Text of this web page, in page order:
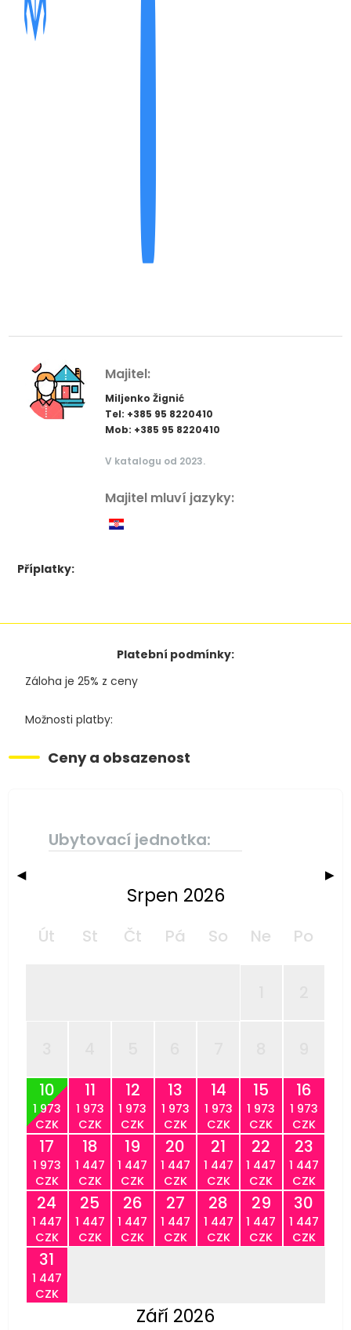
Majitel:
Miljenko Žignić
Tel: +385 95 8220410
Mob: +385 95 8220410
V katalogu od 2023.
Majitel mluví jazyky:
Příplatky:
Platební podmínky:
Záloha je 25% z ceny
Možnosti platby:
Ceny a obsazenost
Ubytovací jednotka:
◀ ▶
Srpen 2026
Út St Čt Pá So Ne Po
10
1 973
CZK
11
1 973
CZK
12
1 973
CZK
13
1 973
CZK
14
1 973
CZK
15
1 973
CZK
16
1 973
CZK
17
1 973
CZK
18
1 447
CZK
19
1 447
CZK
20
1 447
CZK
21
1 447
CZK
22
1 447
CZK
23
1 447
CZK
24
1 447
CZK
25
1 447
CZK
26
1 447
CZK
27
1 447
CZK
28
1 447
CZK
29
1 447
CZK
30
1 447
CZK
31
1 447
CZK
Září 2026